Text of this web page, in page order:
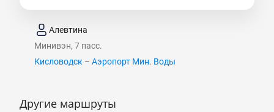
Алевтина
Минивэн, 7 пасс.
Кисловодск – Аэропорт Мин. Воды
Другие маршруты